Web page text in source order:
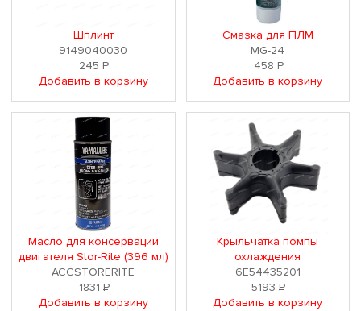
Шплинт
9149040030
245Р
Добавить в корзину
Смазка для ПЛМ
MG-24
458 Р
Добавить в корзину
Масло для консервации
двигателя Stor-Rite (396 мл)
ACCSTORERITE
1831 Р
Добавить в корзину
Крыльчатка помпы
охлаждения
6E54435201
5193Р
Добавить в корзину